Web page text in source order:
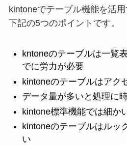
kintoneでテーブル機能を活用
下記の5つのポイントです。
kntoneのテーブルは一覧
でに労力が必要
kintoneのテーブルはアク
データ量が多いと処理に
kintone標準機能では細か
kintoneのテーブルはルッ
い